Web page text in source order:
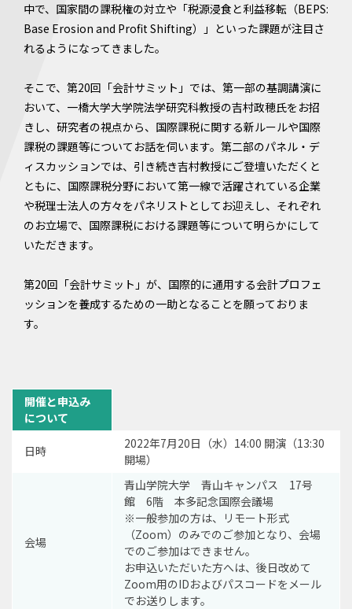
中で、国家間の課税権の対立や「税源浸食と利益移転（BEPS:
Base Erosion and Profit Shifting）」といった課題が注目さ
れるようになってきました。
そこで、第20回「会計サミット」では、第一部の基調講演に
おいて、一橋大学大学院法学研究科教授の吉村政穂氏をお招
きし、研究者の視点から、国際課税に関する新ルールや国際
課税の課題等についてお話を伺います。第二部のパネル・デ
ィスカッションでは、引き続き吉村教授にご登壇いただくと
ともに、国際課税分野において第一線で活躍されている企業
や税理士法人の方々をパネリストとしてお迎えし、それぞれ
のお立場で、国際課税における課題等について明らかにして
いただきます。
第20回「会計サミット」が、国際的に通用する会計プロフェ
ッションを養成するための一助となることを願っておりま
す。
開催と申込み
について
日時
2022年7月20日（水）14:00 開演（13:30
開場）
会場
青山学院大学 青山キャンパス 17号
館 6階 本多記念国際会議場
※一般参加の方は、リモート形式
（Zoom）のみでのご参加となり、会場
でのご参加はできません。
お申込いただいた方へは、後日改めて
Zoom用のIDおよびパスコードをメール
でお送りします。